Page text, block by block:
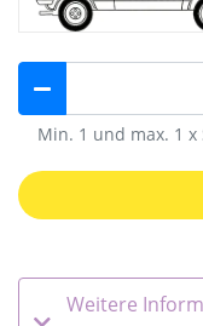
Min. 1 und max. 1
Weitere